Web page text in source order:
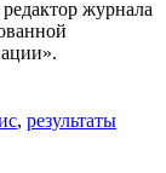
журнала
, результаты